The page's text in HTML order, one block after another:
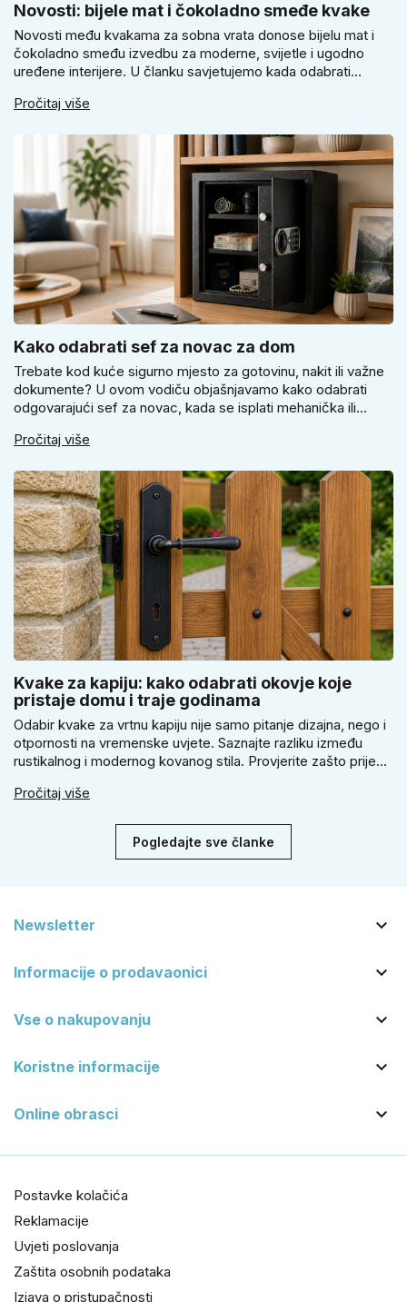
Novosti: bijele mat i čokoladno smeđe kvake
Novosti među kvakama za sobna vrata donose bijelu mat i
čokoladno smeđu izvedbu za moderne, svijetle i ugodno
uređene interijere. U članku savjetujemo kada odabrati
i kako birati između okrugle i kvadratne rozete prema stilu
Pročitaj više
Kako odabrati sef za novac za dom
Trebate kod kuće sigurno mjesto za gotovinu, nakit ili važne
dokumente? U ovom vodiču objašnjavamo kako odabrati
odgovarajući sef za novac, kada se isplati mehanička ili
za stvarnu sigurnost. Dobit ćete praktične savjete za odabir
Pročitaj više
Kvake za kapiju: kako odabrati okovje koje
pristaje domu i traje godinama
Odabir kvake za vrtnu kapiju nije samo pitanje dizajna, nego i
otpornosti na vremenske uvjete. Saznajte razliku između
rustikalnog i modernog kovanog stila. Provjerite zašto prije
se zbog veće sigurnosti isplati odabrati kvaku s kuglom za
Pročitaj više
Pogledajte sve članke
Newsletter 
Informacije o prodavaonici 
Vse o nakupovanju 
Koristne informacije 
Online obrasci 
Postavke kolačića
Reklamacije
Uvjeti poslovanja
Zaštita osobnih podataka
Izjava o pristupačnosti